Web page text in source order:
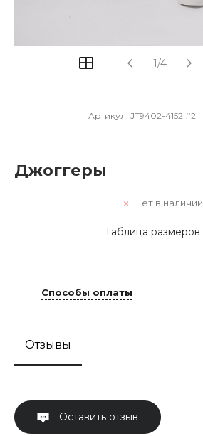
1/4
Артикул: JT9402-4152 #2
Джоггеры
Нет в наличии
Таблица размеров
Способы оплаты
Отзывы
Оставить отзыв